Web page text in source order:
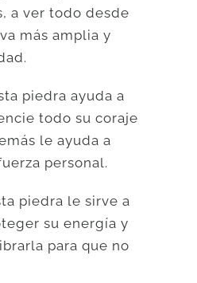
a ver todo desde
más amplia y
piedra ayuda a
todo su coraje
le ayuda a
personal.
piedra le sirve a
su energía y
para que no